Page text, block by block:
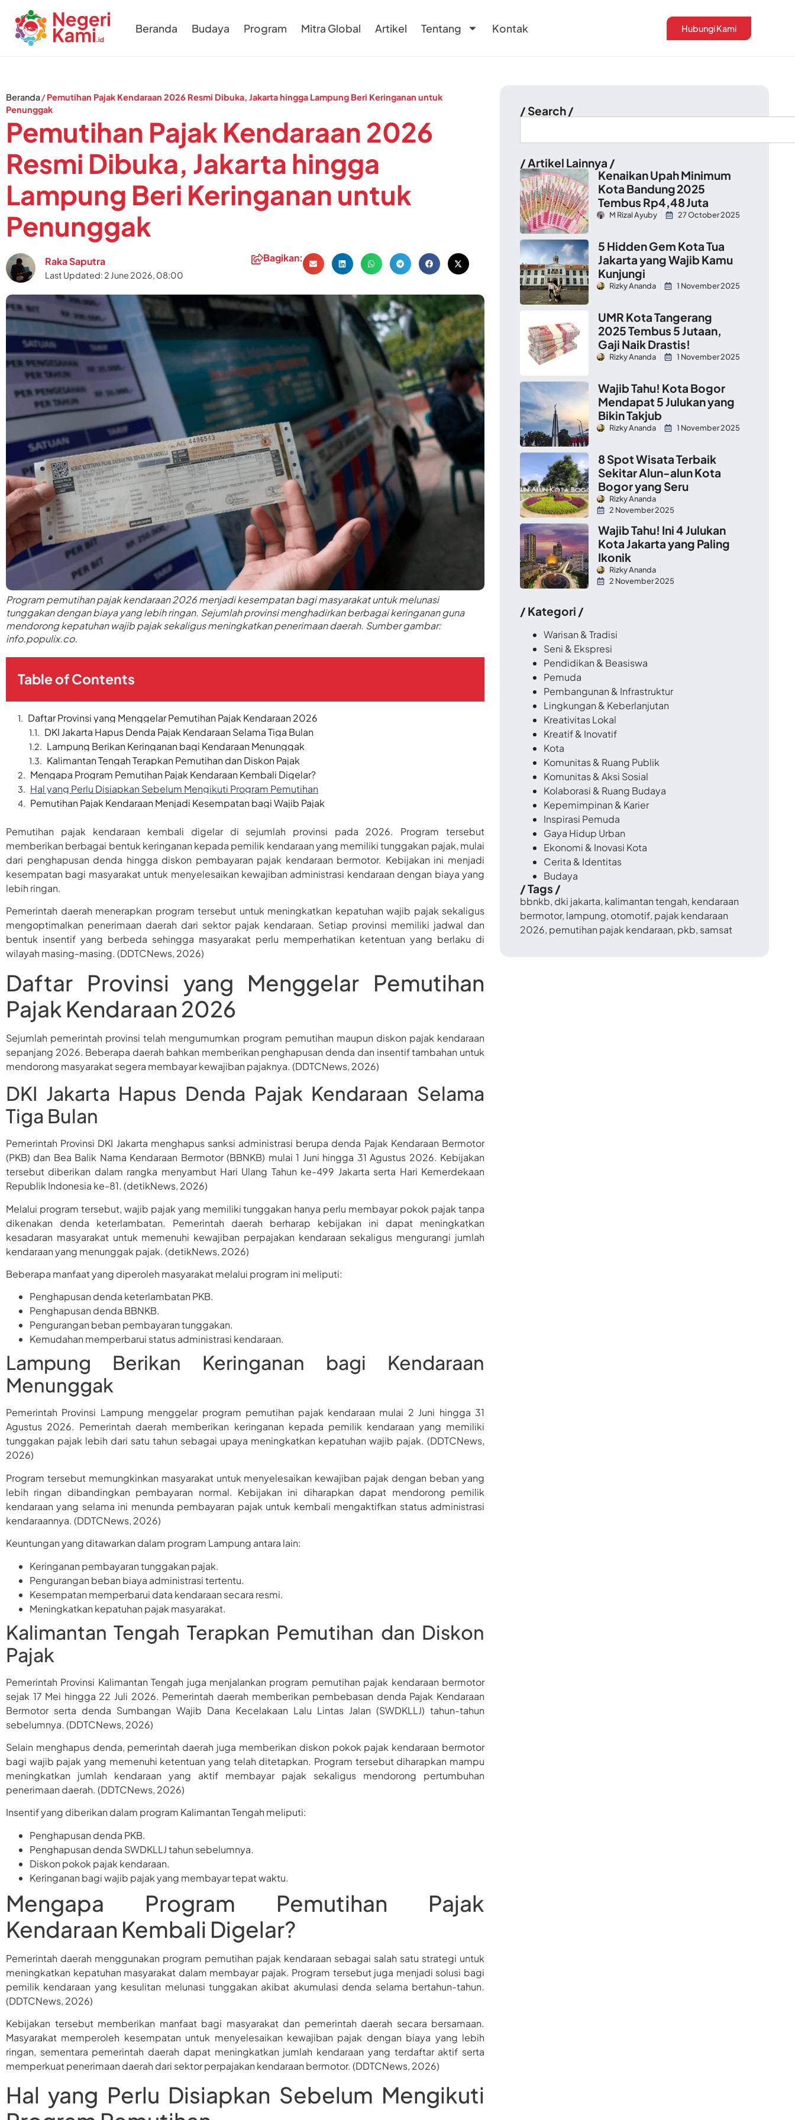
Beranda Budaya Program Mitra Global Artikel Tentang Kontak Hubungi Kami
Beranda/Pemutihan Pajak Kendaraan 2026 Resmi Dibuka, Jakarta hingga Lampung Beri Keringanan untuk
Penunggak
Pemutihan Pajak Kendaraan 2026
Resmi Dibuka, Jakarta hingga
Lampung Beri Keringanan untuk
Penunggak
Raka Saputra
Last Updated: 2 June 2026, 08:00
Bagikan:
Program pemutihan pajak kendaraan 2026 menjadi kesempatan bagi masyarakat untuk melunasi
tunggakan dengan biaya yang lebih ringan. Sejumlah provinsi menghadirkan berbagai keringanan guna
mendorong kepatuhan wajib pajak sekaligus meningkatkan penerimaan daerah. Sumber gambar:
info.populix.co.
Table of Contents
Daftar Provinsi yang Menggelar Pemutihan Pajak Kendaraan 2026
DKI Jakarta Hapus Denda Pajak Kendaraan Selama Tiga Bulan
Lampung Berikan Keringanan bagi Kendaraan Menunggak
Kalimantan Tengah Terapkan Pemutihan dan Diskon Pajak
Mengapa Program Pemutihan Pajak Kendaraan Kembali Digelar?
Hal yang Perlu Disiapkan Sebelum Mengikuti Program Pemutihan
Pemutihan Pajak Kendaraan Menjadi Kesempatan bagi Wajib Pajak
Pemutihan pajak kendaraan kembali digelar di sejumlah provinsi pada 2026. Program tersebut
memberikan berbagai bentuk keringanan kepada pemilik kendaraan yang memiliki tunggakan pajak, mulai
dari penghapusan denda hingga diskon pembayaran pajak kendaraan bermotor. Kebijakan ini menjadi
kesempatan bagi masyarakat untuk menyelesaikan kewajiban administrasi kendaraan dengan biaya yang
lebih ringan.
Pemerintah daerah menerapkan program tersebut untuk meningkatkan kepatuhan wajib pajak sekaligus
mengoptimalkan penerimaan daerah dari sektor pajak kendaraan. Setiap provinsi memiliki jadwal dan
bentuk insentif yang berbeda sehingga masyarakat perlu memperhatikan ketentuan yang berlaku di
wilayah masing-masing. (DDTCNews, 2026)
Daftar Provinsi yang Menggelar Pemutihan
Pajak Kendaraan 2026
Sejumlah pemerintah provinsi telah mengumumkan program pemutihan maupun diskon pajak kendaraan
sepanjang 2026. Beberapa daerah bahkan memberikan penghapusan denda dan insentif tambahan untuk
mendorong masyarakat segera membayar kewajiban pajaknya. (DDTCNews, 2026)
DKI Jakarta Hapus Denda Pajak Kendaraan Selama
Tiga Bulan
Pemerintah Provinsi DKI Jakarta menghapus sanksi administrasi berupa denda Pajak Kendaraan Bermotor
(PKB) dan Bea Balik Nama Kendaraan Bermotor (BBNKB) mulai 1 Juni hingga 31 Agustus 2026. Kebijakan
tersebut diberikan dalam rangka menyambut Hari Ulang Tahun ke-499 Jakarta serta Hari Kemerdekaan
Republik Indonesia ke-81. (detikNews, 2026)
Melalui program tersebut, wajib pajak yang memiliki tunggakan hanya perlu membayar pokok pajak tanpa
dikenakan denda keterlambatan. Pemerintah daerah berharap kebijakan ini dapat meningkatkan
kesadaran masyarakat untuk memenuhi kewajiban perpajakan kendaraan sekaligus mengurangi jumlah
kendaraan yang menunggak pajak. (detikNews, 2026)
Beberapa manfaat yang diperoleh masyarakat melalui program ini meliputi:
Penghapusan denda keterlambatan PKB.
Penghapusan denda BBNKB.
Pengurangan beban pembayaran tunggakan.
Kemudahan memperbarui status administrasi kendaraan.
Lampung Berikan Keringanan bagi Kendaraan
Menunggak
Pemerintah Provinsi Lampung menggelar program pemutihan pajak kendaraan mulai 2 Juni hingga 31
Agustus 2026. Pemerintah daerah memberikan keringanan kepada pemilik kendaraan yang memiliki
tunggakan pajak lebih dari satu tahun sebagai upaya meningkatkan kepatuhan wajib pajak. (DDTCNews,
2026)
Program tersebut memungkinkan masyarakat untuk menyelesaikan kewajiban pajak dengan beban yang
lebih ringan dibandingkan pembayaran normal. Kebijakan ini diharapkan dapat mendorong pemilik
kendaraan yang selama ini menunda pembayaran pajak untuk kembali mengaktifkan status administrasi
kendaraannya. (DDTCNews, 2026)
Keuntungan yang ditawarkan dalam program Lampung antara lain:
Keringanan pembayaran tunggakan pajak.
Pengurangan beban biaya administrasi tertentu.
Kesempatan memperbarui data kendaraan secara resmi.
Meningkatkan kepatuhan pajak masyarakat.
Kalimantan Tengah Terapkan Pemutihan dan Diskon
Pajak
Pemerintah Provinsi Kalimantan Tengah juga menjalankan program pemutihan pajak kendaraan bermotor
sejak 17 Mei hingga 22 Juli 2026. Pemerintah daerah memberikan pembebasan denda Pajak Kendaraan
Bermotor serta denda Sumbangan Wajib Dana Kecelakaan Lalu Lintas Jalan (SWDKLLJ) tahun-tahun
sebelumnya. (DDTCNews, 2026)
Selain menghapus denda, pemerintah daerah juga memberikan diskon pokok pajak kendaraan bermotor
bagi wajib pajak yang memenuhi ketentuan yang telah ditetapkan. Program tersebut diharapkan mampu
meningkatkan jumlah kendaraan yang aktif membayar pajak sekaligus mendorong pertumbuhan
penerimaan daerah. (DDTCNews, 2026)
Insentif yang diberikan dalam program Kalimantan Tengah meliputi:
Penghapusan denda PKB.
Penghapusan denda SWDKLLJ tahun sebelumnya.
Diskon pokok pajak kendaraan.
Keringanan bagi wajib pajak yang membayar tepat waktu.
Mengapa Program Pemutihan Pajak
Kendaraan Kembali Digelar?
Pemerintah daerah menggunakan program pemutihan pajak kendaraan sebagai salah satu strategi untuk
meningkatkan kepatuhan masyarakat dalam membayar pajak. Program tersebut juga menjadi solusi bagi
pemilik kendaraan yang kesulitan melunasi tunggakan akibat akumulasi denda selama bertahun-tahun.
(DDTCNews, 2026)
Kebijakan tersebut memberikan manfaat bagi masyarakat dan pemerintah daerah secara bersamaan.
Masyarakat memperoleh kesempatan untuk menyelesaikan kewajiban pajak dengan biaya yang lebih
ringan, sementara pemerintah daerah dapat meningkatkan jumlah kendaraan yang terdaftar aktif serta
memperkuat penerimaan daerah dari sektor perpajakan kendaraan bermotor. (DDTCNews, 2026)
Hal yang Perlu Disiapkan Sebelum Mengikuti
/ Search /
/ Artikel Lainnya /
Kenaikan Upah Minimum
Kota Bandung 2025
Tembus Rp4,48 Juta
M Rizal Ayuby 27 October 2025
5 Hidden Gem Kota Tua
Jakarta yang Wajib Kamu
Kunjungi
Rizky Ananda 1 November 2025
UMR Kota Tangerang
2025 Tembus 5 Jutaan,
Gaji Naik Drastis!
Rizky Ananda 1 November 2025
Wajib Tahu! Kota Bogor
Mendapat 5 Julukan yang
Bikin Takjub
Rizky Ananda 1 November 2025
8 Spot Wisata Terbaik
Sekitar Alun-alun Kota
Bogor yang Seru
Rizky Ananda
2 November 2025
Wajib Tahu! Ini 4 Julukan
Kota Jakarta yang Paling
Ikonik
Rizky Ananda
2 November 2025
/ Kategori /
Warisan & Tradisi
Seni & Ekspresi
Pendidikan & Beasiswa
Pemuda
Pembangunan & Infrastruktur
Lingkungan & Keberlanjutan
Kreativitas Lokal
Kreatif & Inovatif
Kota
Komunitas & Ruang Publik
Komunitas & Aksi Sosial
Kolaborasi & Ruang Budaya
Kepemimpinan & Karier
Inspirasi Pemuda
Gaya Hidup Urban
Ekonomi & Inovasi Kota
Cerita & Identitas
Budaya
/ Tags /
bbnkb, dki jakarta, kalimantan tengah, kendaraan
bermotor, lampung, otomotif, pajak kendaraan
2026, pemutihan pajak kendaraan, pkb, samsat